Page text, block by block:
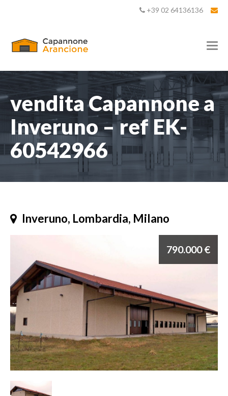
T
l
e
n
a
a
t
o
+39 02 64136136
vendita Capannone a
Inveruno – ref EK-
60542966
Inveruno, Lombardia, Milano
790.000 €